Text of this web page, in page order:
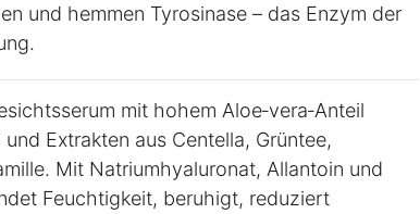
und hemmen Tyrosinase – das Enzym der
mit hohem Aloe‑vera‑Anteil
Extrakten aus Centella, Grüntee,
Mit Natriumhyaluronat, Allantoin und
Feuchtigkeit, beruhigt, reduziert